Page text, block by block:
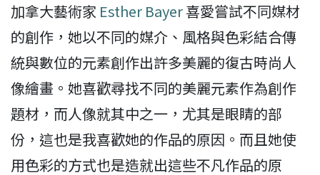
加拿大藝術家 Esther Bayer喜愛嘗試不同媒材
的創作，她以不同的媒介、風格與色彩結合傳
統與數位的元素創作出許多美麗的復古時尚人
像繪畫。她喜歡尋找不同的美麗元素作為創作
題材，而人像就其中之一，尤其是眼睛的部
份，這也是我喜歡她的作品的原因。而且她使
用色彩的方式也是造就出這些不凡作品的原